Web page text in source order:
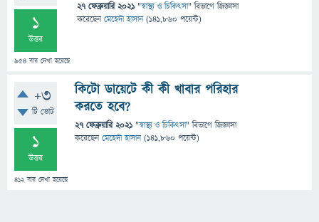
1
উত্তর
954 বার দেখা হয়েছে
27 ফেব্রুয়ারি 2021 "স্বাস্থ্য ও চিকিৎসা" বিভাগে জিজ্ঞাসা
করেছেনমেহেদী হাসান (141,860 পয়েন্ট)
+3
টি ভোট
1
উত্তর
412বার দেখা হয়েছে
কিটো ডায়েটে কী কী খাবার পরিহার
করতে হবে?
27 ফেব্রুয়ারি 2021 "স্বাস্থ্য ও চিকিৎসা" বিভাগে জিজ্ঞাসা
করেছেনমেহেদী হাসান (141,860 পয়েন্ট)